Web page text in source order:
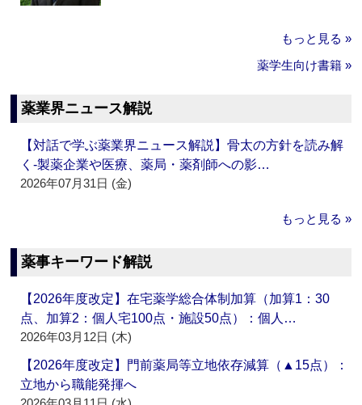
もっと見る »
薬学生向け書籍 »
薬業界ニュース解説
【対話で学ぶ薬業界ニュース解説】骨太の方針を読み解
く‐製薬企業や医療、薬局・薬剤師への影…
2026年07月31日 (金)
もっと見る »
薬事キーワード解説
【2026年度改定】在宅薬学総合体制加算（加算1：30
点、加算2：個人宅100点・施設50点）：個人…
2026年03月12日 (木)
【2026年度改定】門前薬局等立地依存減算（▲15点）：
立地から職能発揮へ